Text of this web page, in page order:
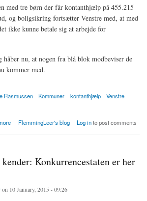
med tre børn der får kontanthjælp på 455.215
og boligsikring fortsætter Venstre med, at med
ikke kunne betale sig at arbejde for
håber nu, at nogen fra blå blok modbeviser de
kommer med.
Rasmussen Kommuner kontanthjælp
Venstre
kr. 65.000 mere på bankbogen end de kr. 455.000 for en
FlemmingLeer's blog Log into post comments
Konkurrencestaten er her
on 10 January, 2015 - 09:26